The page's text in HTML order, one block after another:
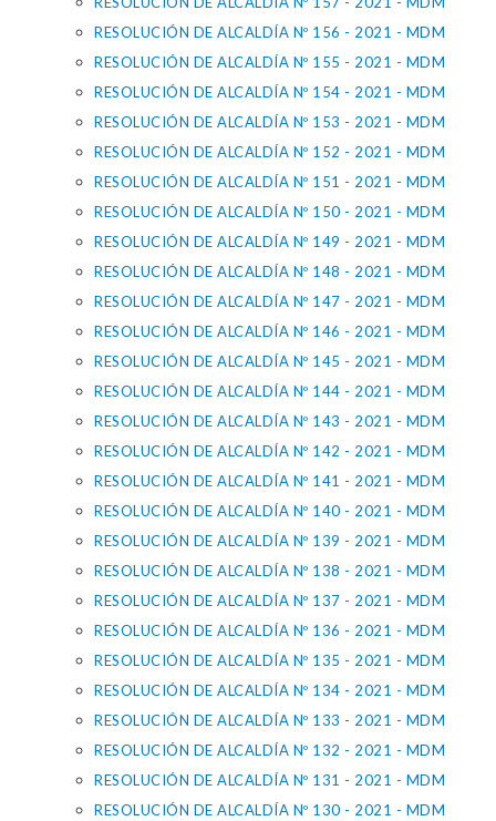
RESOLUCIÓN DE ALCALDÍA Nº 156 - 2021 - MDM
RESOLUCIÓN DE ALCALDÍA Nº 155 - 2021 - MDM
RESOLUCIÓN DE ALCALDÍA Nº 154 - 2021 - MDM
RESOLUCIÓN DE ALCALDÍA Nº 153 - 2021 - MDM
RESOLUCIÓN DE ALCALDÍA Nº 152 - 2021 - MDM
RESOLUCIÓN DE ALCALDÍA Nº 151 - 2021 - MDM
RESOLUCIÓN DE ALCALDÍA Nº 150 - 2021 - MDM
RESOLUCIÓN DE ALCALDÍA Nº 149 - 2021 - MDM
RESOLUCIÓN DE ALCALDÍA Nº 148 - 2021 - MDM
RESOLUCIÓN DE ALCALDÍA Nº 147 - 2021 - MDM
RESOLUCIÓN DE ALCALDÍA Nº 146 - 2021 - MDM
RESOLUCIÓN DE ALCALDÍA Nº 145 - 2021 - MDM
RESOLUCIÓN DE ALCALDÍA Nº 144 - 2021 - MDM
RESOLUCIÓN DE ALCALDÍA Nº 143 - 2021 - MDM
RESOLUCIÓN DE ALCALDÍA Nº 142 - 2021 - MDM
RESOLUCIÓN DE ALCALDÍA Nº 141 - 2021 - MDM
RESOLUCIÓN DE ALCALDÍA Nº 140 - 2021 - MDM
RESOLUCIÓN DE ALCALDÍA Nº 139 - 2021 - MDM
RESOLUCIÓN DE ALCALDÍA Nº 138 - 2021 - MDM
RESOLUCIÓN DE ALCALDÍA Nº 137 - 2021 - MDM
RESOLUCIÓN DE ALCALDÍA Nº 136 - 2021 - MDM
RESOLUCIÓN DE ALCALDÍA Nº 135 - 2021 - MDM
RESOLUCIÓN DE ALCALDÍA Nº 134 - 2021 - MDM
RESOLUCIÓN DE ALCALDÍA Nº 133 - 2021 - MDM
RESOLUCIÓN DE ALCALDÍA Nº 132 - 2021 - MDM
RESOLUCIÓN DE ALCALDÍA Nº 131 - 2021 - MDM
RESOLUCIÓN DE ALCALDÍA Nº 130 - 2021 - MDM